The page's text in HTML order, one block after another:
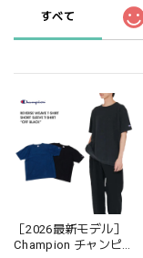
すべて
［2026最新モデル］
Champion チャンピオ